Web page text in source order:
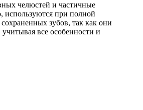
челюстей и частичные
используются при полной
зубов, так как они
все особенности и